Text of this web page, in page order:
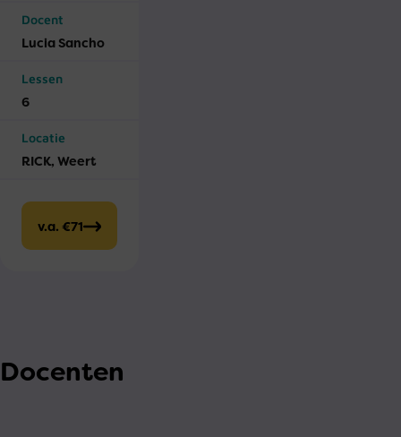
Docent
Lucia Sancho
Lessen
6
Locatie
RICK, Weert
v.a. €71
Docenten